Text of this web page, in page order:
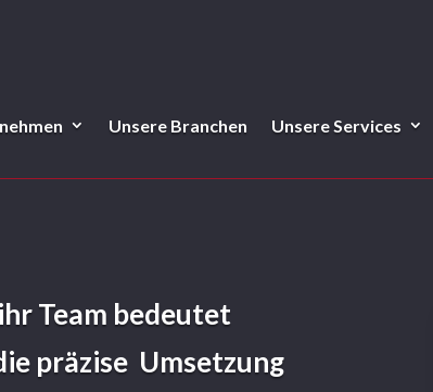
Unsere Branchen Unsere Services
Team bedeutet
präzise Umsetzung